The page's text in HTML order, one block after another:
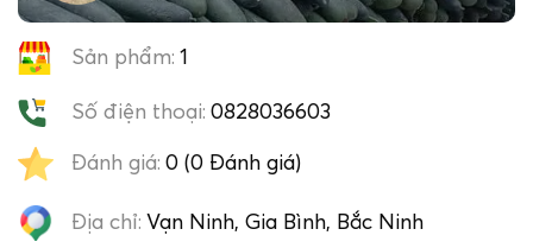
Sản phẩm: 1
Số điện thoại: 0828036603
Đánh giá: 0 (0 Đánh giá)
Địa chỉ: Vạn Ninh, Gia Bình, Bắc Ninh